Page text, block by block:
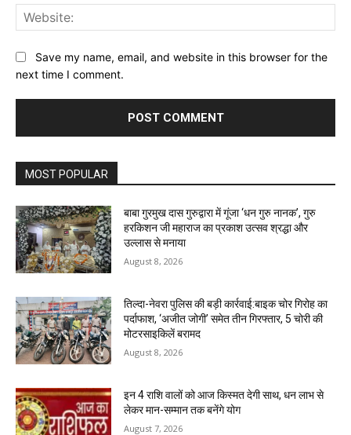
Save my name, email, and website in this browser for the
next time I comment.
MOST POPULAR
बाबा गुरमुख दास गुरुद्वारा में गूंजा ‘धन गुरु नानक’, गुरु
हरकिशन जी महाराज का प्रकाश उत्सव श्रद्धा और
उल्लास से मनाया
August 8, 2026
तिल्दा-नेवरा पुलिस की बड़ी कार्रवाई:बाइक चोर गिरोह का
पर्दाफाश, ‘अजीत जोगी’ समेत तीन गिरफ्तार, 5 चोरी की
मोटरसाइकिलें बरामद
August 8, 2026
इन 4 राशि वालों को आज किस्मत देगी साथ, धन लाभ से
लेकर मान-सम्मान तक बनेंगे योग
August 7, 2026